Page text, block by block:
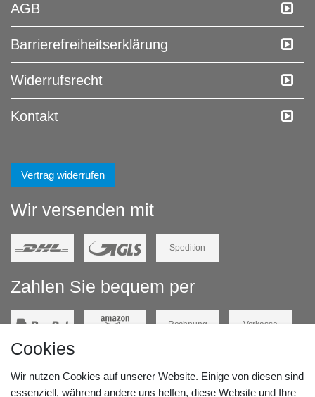
AGB
Barrierefreiheitserklärung
Widerrufs­recht
Kontakt
Vertrag widerrufen
Wir versenden mit
Spedition
Zahlen Sie bequem per
Rechnung Vorkasse
Cookies
Wir nutzen Cookies auf unserer Website. Einige von diesen sind
essenziell, während andere uns helfen, diese Website und Ihre